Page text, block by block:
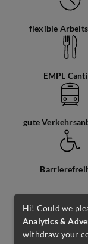
flexible
EMPL
gute
Hi! Could we
Analytics &
withdraw your